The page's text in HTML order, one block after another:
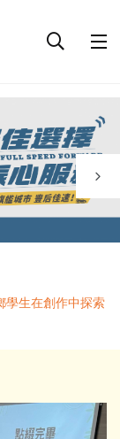
學生在創作中探索